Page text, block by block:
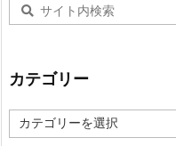
カテゴリー
テ